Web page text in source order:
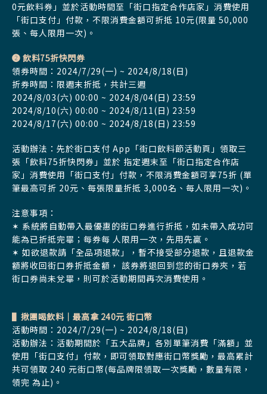
0元飲料券」並於活動時間至「街口指定合作店家」消費使用
「街口支付」付款，不限消費金額可折抵 10元(限量 50,000
張、每人限用一次)。
➋ 飲料75折快閃券
領券時間：2024/7/29(一) ~ 2024/8/18(日)
折券時間：限週末折抵，共計三週
2024/8/03(六) 00:00 ~ 2024/8/04(日) 23:59
2024/8/10(六) 00:00 ~ 2024/8/11(日) 23:59
2024/8/17(六) 00:00 ~ 2024/8/18(日) 23:59
活動辦法：先於街口支付 App「街口飲料節活動頁」領取三
張「飲料75折快閃券」並於 指定週末至「街口指定合作店
家」消費使用「街口支付」付款，不限消費金額可享75折 (單
筆最高可折 20元、每張限量折抵 3,000名、每人限用一次)。
注意事項：
✶ 系統將自動帶入最優惠的街口券進行折抵，如未帶入成功可
能為已折抵完畢；每券每 人限用一次，先用先贏。
✶ 如欲退款請「全品項退款」，暫不接受部分退款，且退款金
額將收回街口券折抵金額， 該券將退回到您的街口券夾，若
街口券尚未兌畢，則可於活動期間再次消費使用。
▌揪團喝飲料｜最高拿 240元 街口幣
活動時間：2024/7/29(一) ~ 2024/8/18(日)
活動辦法：活動期間於「五大品牌」各別單筆消費「滿額」並
使用「街口支付」付款，即可領取對應街口幣獎勵，最高累計
共可領取 240 元街口幣(每品牌限領取一次獎勵，數量有限，
領完 為止)。